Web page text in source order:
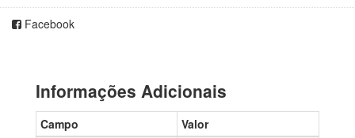
Facebook
Informações Adicionais
Campo
Valor